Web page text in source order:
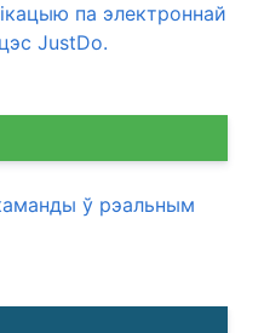
па электроннай
JustDo.
ў рэальным